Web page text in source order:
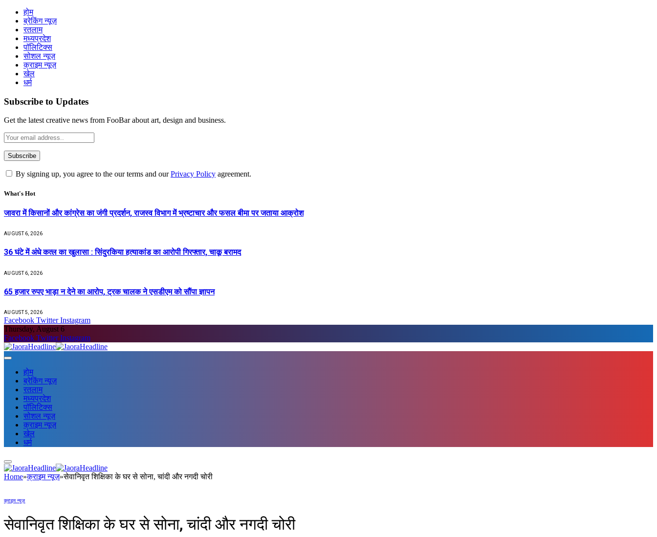
होम
ब्रेकिंग न्यूज़
रतलाम
मध्यप्रदेश
पॉलिटिक्स
सोशल न्यूज़
क्राइम न्यूज़
खेल
धर्म
Subscribe to Updates
Get the latest creative news from FooBar about art, design and business.
By signing up, you agree to the our terms and ourPrivacy Policy agreement.
What's Hot
जावरा में किसानों और कांग्रेस का जंगी प्रदर्शन, राजस्व विभाग में भ्रष्टाचार और फसल बीमा पर जताया आक्रोश
AUGUST 6, 2026
36 घंटे में अंधे कत्ल का खुलासा : सिंदुरकिया हत्याकांड का आरोपी गिरफ्तार, चाकू बरामद
AUGUST 6, 2026
65 हजार रुपए भाड़ा न देने का आरोप, ट्रक चालक ने एसडीएम को सौंपा ज्ञापन
AUGUST 5, 2026
Facebook Twitter Instagram
Thursday, August 6
Facebook Twitter Instagram
होम
ब्रेकिंग न्यूज़
रतलाम
मध्यप्रदेश
पॉलिटिक्स
सोशल न्यूज़
क्राइम न्यूज़
खेल
धर्म
Home»क्राइम न्यूज़»सेवानिवृत शिक्षिका के घर से सोना, चांदी और नगदी चोरी
क्राइम न्यूज़
सेवानिवृत शिक्षिका के घर से सोना, चांदी और नगदी चोरी